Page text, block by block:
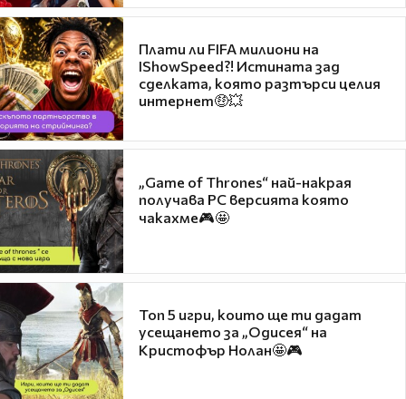
Плати ли FIFA милиони на
IShowSpeed?! Истината зад
сделката, която разтърси целия
интернет🤑💥
„Game of Thrones“ най-накрая
получава PC версията която
чакахме🎮🤩
Топ 5 игри, които ще ти дадат
усещането за „Одисея“ на
Кристофър Нолан🤩🎮